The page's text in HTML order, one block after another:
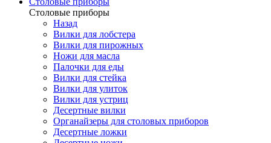
Cтоловые приборы
Назад
Вилки для лобстера
Вилки для пирожных
Ножи для масла
Палочки для еды
Вилки для стейка
Вилки для улиток
Вилки для устриц
Десертные вилки
Органайзеры для столовых приборов
Десертные ложки